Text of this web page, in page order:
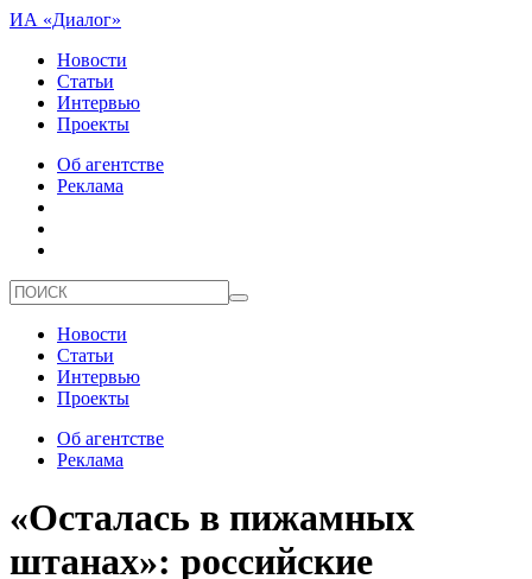
ИА «Диалог»
Новости
Статьи
Интервью
Проекты
Об агентстве
Реклама
Новости
Статьи
Интервью
Проекты
Об агентстве
Реклама
«Осталась в пижамных
штанах»: российские